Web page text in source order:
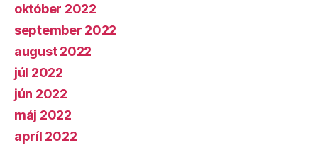
október 2022
september 2022
august 2022
júl 2022
jún 2022
máj 2022
apríl 2022